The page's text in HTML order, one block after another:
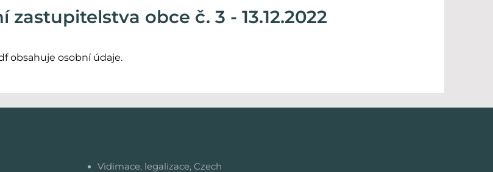
zastupitelstva obce č. 3 - 13.12.2022
obsahuje osobní údaje.
Vidimace, legalizace, Czech